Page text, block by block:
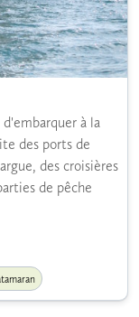
à la
des ports de
des croisières
de pêche